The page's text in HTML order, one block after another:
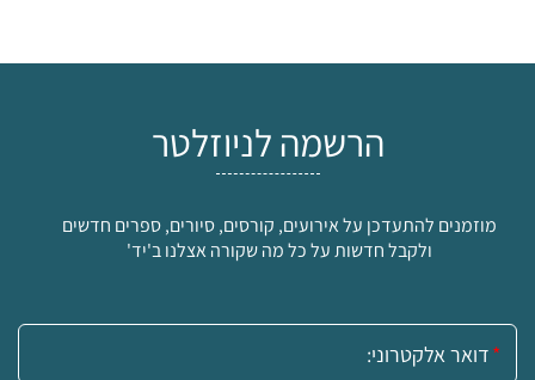
הרשמה לניוזלטר
מוזמנים להתעדכן על אירועים, קורסים, סיורים, ספרים חדשים
ולקבל חדשות על כל מה שקורה אצלנו ב'יד'
אימייל: